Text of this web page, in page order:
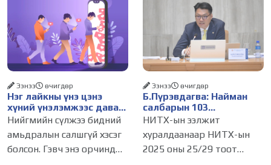
Нэг лайкны үнэ цэнэ
хүний үнэлэмжээс давах
болсон уу?
Ээнээ өчигдѳр
Нийгмийн сүлжээ бидний
амьдралын салшгүй хэсэг
болсон. Гэвч энэ орчинд
Б.Пүрэвдагва: Найман
салбарын 103
үйлчилгээний
бүртгэлийг цуцалснаар
бизнес эрхлэхэд таатай
нөхцөл бүрдэнэ
Ээнээ өчигдѳр
НИТХ-ын ээлжит
хуралдаанаар НИТХ-ын
2025 оны 25/29 тоот